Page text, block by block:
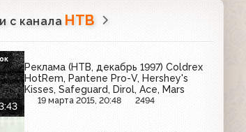
с канала НТВ
Реклама (НТВ, декабрь 1997) Coldrex
HotRem, Pantene Pro-V, Hershey's
Kisses, Safeguard, Dirol, Ace, Mars
19 марта 2015, 20:48 2494